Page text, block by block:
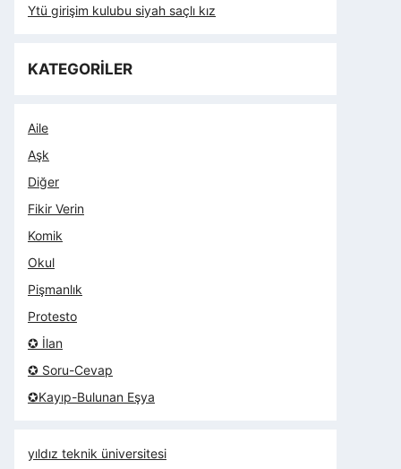
Ytü girişim kulubu siyah saçlı kız
KATEGORİLER
Aile
Aşk
Diğer
Fikir Verin
Komik
Okul
Pişmanlık
Protesto
✪ İlan
✪ Soru-Cevap
✪Kayıp-Bulunan Eşya
yıldız teknik üniversitesi